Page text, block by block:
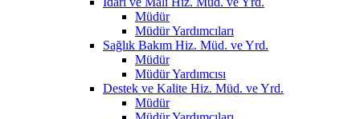
Müdür
Müdür Yardımcıları
Sağlık Bakım Hiz. Müd. ve Yrd.
Müdür
Müdür Yardımcısı
Destek ve Kalite Hiz. Müd. ve Yrd.
Müdür